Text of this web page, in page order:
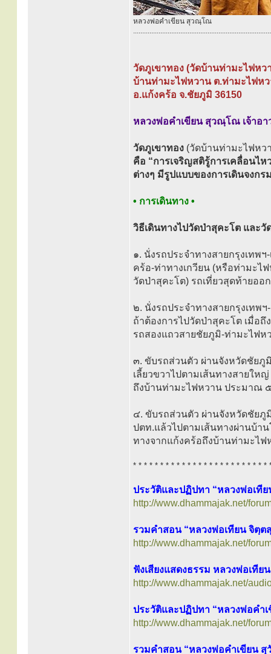
หลวงพ่อคำเขียน สุวณฺโณ
............................................................................
วัดภูเขาทอง (วัดบ้านท่ามะไฟหว
บ้านท่ามะไฟหวาน ต.ท่ามะไฟห
อ.แก้งคร้อ จ.ชัยภูมิ 36150
หลวงพ่อคำเขียน สุวณฺโณ เจ้าอา
วัดภูเขาทอง (วัดบ้านท่ามะไฟหว
คือ “การเจริญสติรู้การเคลื่อนไ
ต่างๆ มีรูปแบบของการเดินจงก
• การเดินทาง •
วิธีเดินทางไปวัดป่าสุคะโต และ
๑. นั่งรถประจำทางสายกรุงเทพ
คร้อ-ท่าทางเกวียน (หรือท่ามะไ
วัดป่าสุคะโต) รถเที่ยวสุดท้ายออ
๒. นั่งรถประจำทางสายกรุงเท
ถ้าต้องการไปวัดป่าสุคะโต เมื่อ
รถสองแถวสายชัยภูมิ-ท่ามะไฟห
๓. ขับรถส่วนตัว ผ่านจังหวัดชัยภู
เลี้ยวขวาไปตามเส้นทางสายใ
ถึงบ้านท่ามะไฟหวาน ประมาณ
๔. ขับรถส่วนตัว ผ่านจังหวัดชัยภู
ปตท.แล้วไปตามเส้นทางผ่านบ้า
ทางจากแก้งคร้อถึงบ้านท่ามะไ
* * * * * * * * * * * * * * * * * * * * * * * * *
ประวัติและปฏิปทา “หลวงพ่อเที
http://www.dhammajak.net/
รวมคำสอน “หลวงพ่อเทียน จิตฺต
http://www.dhammajak.net/
ฟังเสียงแสดงธรรม หลวงพ่อเทีย
http://www.dhammajak.net/
ประวัติและปฏิปทา “หลวงพ่อคำ
http://www.dhammajak.net/
รวมคำสอน “หลวงพ่อคำเขียน